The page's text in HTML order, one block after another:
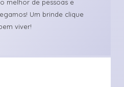
melhor de pessoas e
Um brinde clique
viver!